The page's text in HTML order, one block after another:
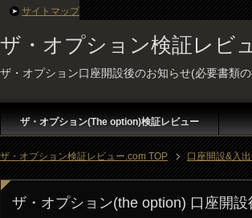
ザ・オプション検証レビ
ザ・オプション口座開設後のお知らせ(必要書類
ザ・オプション(The option)検証レビュー
ザ・オプション検証レビュー.com TOP 口座開設&入
ザ・オプション(the option) 口座開
サイトマップ